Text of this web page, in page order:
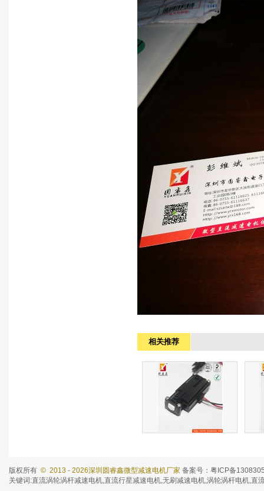
相关推荐
分类：电子智能锁减速电机
分
版权所有 © 2013 - 2026深圳圆睿鑫微型减速电机厂家 备案号：粤ICP备
关键词:直流涡轮涡杆减速电机,直流行星减速电机,无刷减速电机,涡轮涡杆电机,直